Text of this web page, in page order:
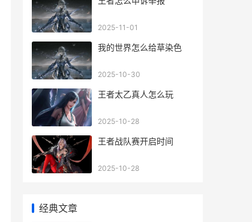
2025-11-01
我的世界怎么给草染色
2025-10-30
王者太乙真人怎么玩
2025-10-28
王者战队赛开启时间
2025-10-28
经典文章